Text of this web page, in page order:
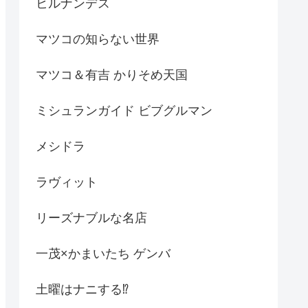
ヒルナンデス
マツコの知らない世界
マツコ＆有吉 かりそめ天国
ミシュランガイド ビブグルマン
メシドラ
ラヴィット
リーズナブルな名店
一茂×かまいたち ゲンバ
土曜はナニする⁉